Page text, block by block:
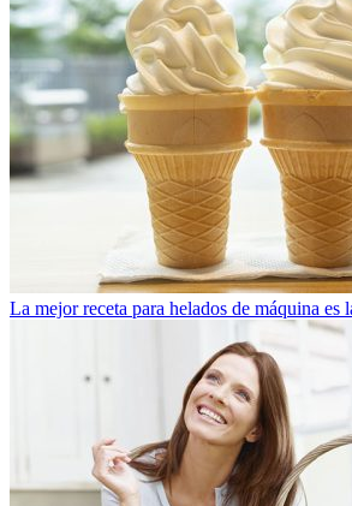
La mejor receta para helados de máquina es